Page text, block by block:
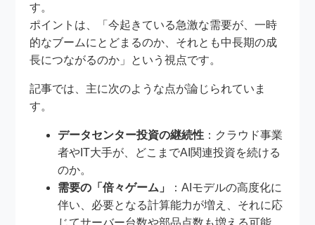
す。
ポイントは、「今起きている急激な需要が、一時
的なブームにとどまるのか、それとも中長期の成
長につながるのか」という視点です。
記事では、主に次のような点が論じられていま
す。
データセンター投資の継続性 ：クラウド事業
者やIT大手が、どこまでAI関連投資を続ける
のか。
需要の「倍々ゲーム」
：AIモデルの高度化に
伴い、必要となる計算能力が増え、それに応
じてサーバー台数や部品点数も増える可能